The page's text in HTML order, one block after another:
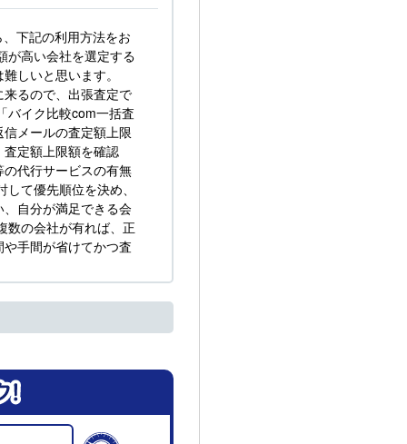
下記の利用方法をお
が高い会社を選定する
しいと思います。
るので、出張査定で
バイク比較com一括査
メールの査定額上限
定額上限額を確認
代行サービスの有無
て優先順位を決め、
自分が満足できる会
数の会社が有れば、正
手間が省けてかつ査